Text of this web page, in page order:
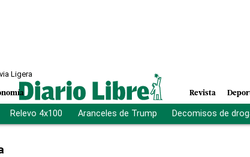
Ligera
Revista
Relevo 4x100 Aranceles de Trump Decomisos de